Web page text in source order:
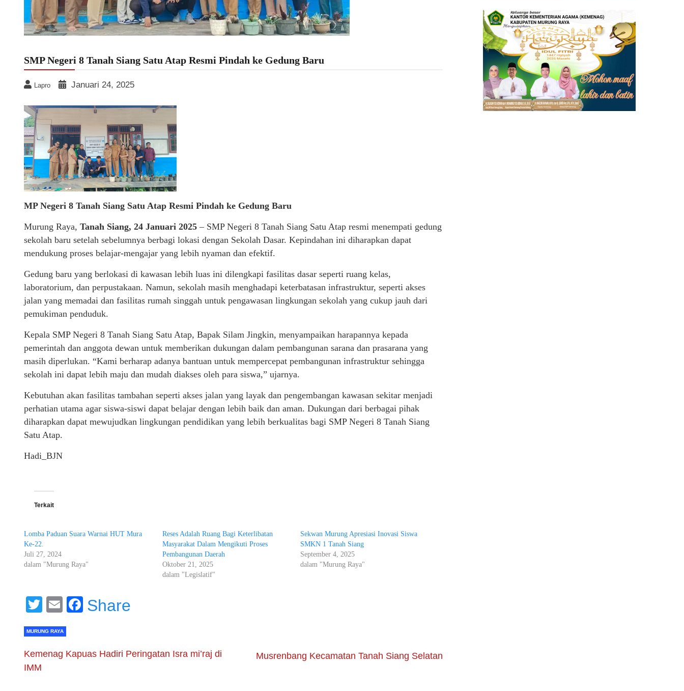
SMP Negeri 8 Tanah Siang Satu Atap Resmi Pindah ke Gedung Baru
Lapro Januari 24, 2025
MP Negeri 8 Tanah Siang Satu Atap Resmi Pindah ke Gedung Baru
Murung Raya, Tanah Siang, 24 Januari 2025 – SMP Negeri 8 Tanah Siang Satu Atap resmi menempati gedung
sekolah baru setelah sebelumnya berbagi lokasi dengan Sekolah Dasar. Kepindahan ini diharapkan dapat
mendukung proses belajar-mengajar yang lebih nyaman dan efektif.
Gedung baru yang berlokasi di kawasan lebih luas ini dilengkapi fasilitas dasar seperti ruang kelas,
laboratorium, dan perpustakaan. Namun, sekolah masih menghadapi keterbatasan infrastruktur, seperti akses
jalan yang memadai dan fasilitas rumah singgah untuk pengawasan lingkungan sekolah yang cukup jauh dari
pemukiman penduduk.
Kepala SMP Negeri 8 Tanah Siang Satu Atap, Bapak Silam Jingkin, menyampaikan harapannya kepada
pemerintah dan anggota dewan untuk memberikan dukungan dalam pembangunan sarana dan prasarana yang
masih diperlukan. “Kami berharap adanya bantuan untuk mempercepat pembangunan infrastruktur sehingga
sekolah ini dapat lebih maju dan mudah diakses oleh para siswa,” ujarnya.
Kebutuhan akan fasilitas tambahan seperti akses jalan yang layak dan pengembangan kawasan sekitar menjadi
perhatian utama agar siswa-siswi dapat belajar dengan lebih baik dan aman. Dukungan dari berbagai pihak
diharapkan dapat mewujudkan lingkungan pendidikan yang lebih berkualitas bagi SMP Negeri 8 Tanah Siang
Satu Atap.
Hadi_BJN
Terkait
Lomba Paduan Suara Warnai HUT Mura
Ke-22.
Juli 27, 2024
dalam "Murung Raya"
Reses Adalah Ruang Bagi Keterlibatan
Masyarakat Dalam Mengikuti Proses
Pembangunan Daerah
Oktober 21, 2025
dalam "Legislatif"
Sekwan Murung Apresiasi Inovasi Siswa
SMKN 1 Tanah Siang
September 4, 2025
dalam "Murung Raya"
Twitter
EmailFacebook
Share
MURUNG RAYA
Kemenag Kapuas Hadiri Peringatan Isra mi’raj di
IMM
Musrenbang Kecamatan Tanah Siang Selatan